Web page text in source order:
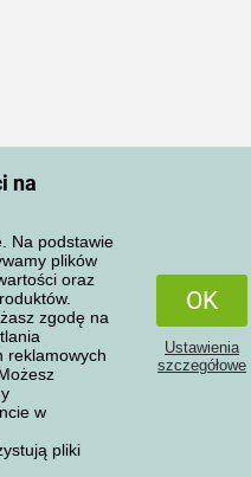
na
Na podstawie
plików
oraz
zgodę na
reklamowych
w
pliki
OK
Ustawienia
szczegółowe